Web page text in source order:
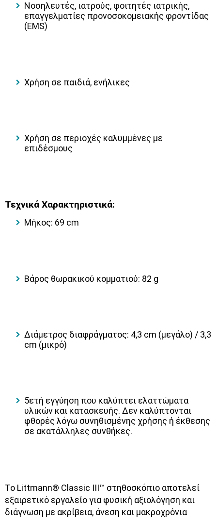
Νοσηλευτές, ιατρούς, φοιτητές ιατρικής,
επαγγελματίες προνοσοκομειακής φροντίδας
(EMS)
Χρήση σε παιδιά, ενήλικες
Χρήση σε περιοχές καλυμμένες με
επιδέσμους
Τεχνικά Χαρακτηριστικά:
Μήκος: 69 cm
Βάρος θωρακικού κομματιού: 82 g
Διάμετρος διαφράγματος: 4,3 cm (μεγάλο) / 3,3
cm (μικρό)
5ετή εγγύηση που καλύπτει ελαττώματα
υλικών και κατασκευής. Δεν καλύπτονται
φθορές λόγω συνηθισμένης χρήσης ή έκθεσης
σε ακατάλληλες συνθήκες.
Το Littmann® Classic III™ στηθοσκόπιο αποτελεί
εξαιρετικό εργαλείο για φυσική αξιολόγηση και
διάγνωση με ακρίβεια, άνεση και μακροχρόνια